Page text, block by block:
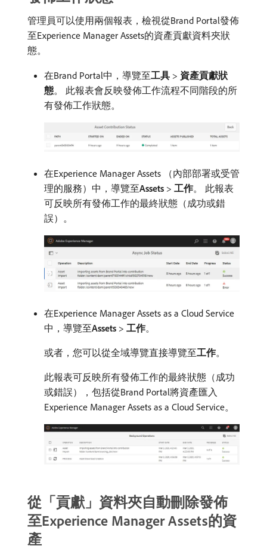
管理員可以使用兩個報表，檢視從Brand Portal發佈
至Experience Manager Assets的資產貢獻資料夾狀
態。
在Brand Portal中，導覽至​工具 > 資產貢獻狀
態。 此報表會反映發佈工作流程不同階段的所
有發佈工作狀態。
在Experience Manager Assets （內部部署或受管
理的服務）中，導覽至​Assets > 工作。 此報表
可反映所有發佈工作的最終狀態（成功或錯
誤）。
在Experience Manager Assets as a Cloud Service
中，導覽至​Assets > 工作。
或者，您可以從全域導覽直接導覽至​工作。
此報表可反映所有發佈工作的最終狀態（成功
或錯誤），包括從Brand Portal將資產匯入
Experience Manager Assets as a Cloud Service。
從「貢獻」資料夾自動刪除發佈
至Experience Manager Assets的資
產